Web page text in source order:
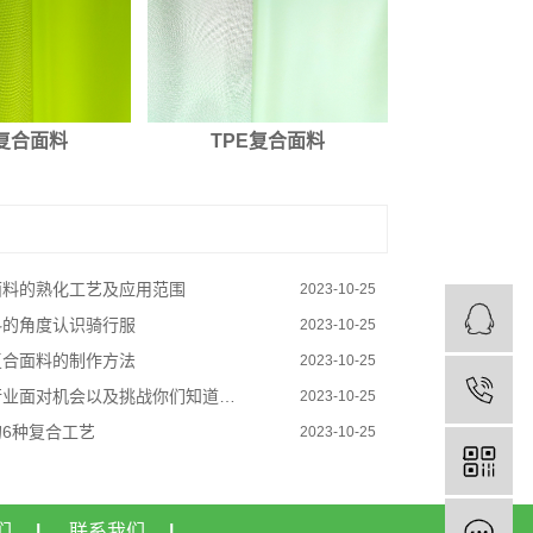
合面料 TPE复合面料
的熟化工艺及应用范围 2023-10-25
角度认识骑行服 2023-10-25
面料的制作方法 2023-10-25
面对机会以及挑战你们知道吗？ 2023-10-25
种复合工艺 2023-10-25